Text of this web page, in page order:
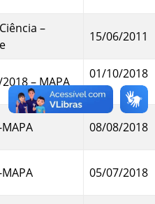
–
15/06/2011
– MAPA
01/10/2018
08/08/2018
05/07/2018